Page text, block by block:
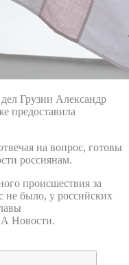
Грузии Александр
предоставила
на вопрос, готовы
россиянам.
происшествия за
не было, у российских
Новости.